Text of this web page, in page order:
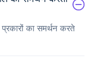
का समर्थन करते